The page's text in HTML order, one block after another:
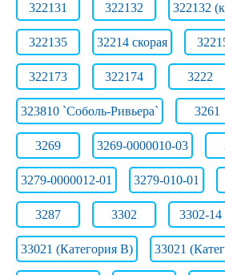
322131 322132 322132
322135 32214 скорая
322173 322174 3222
323810 `Соболь-Ривьера` 3261
3269 3269-0000010-03
3279-0000012-01 3279-010-01
3287 3302 3302-14
33021 (Категория B) 33021